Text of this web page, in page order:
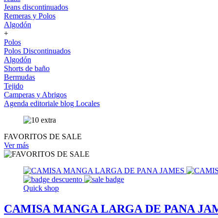
Jeans discontinuados
Remeras y Polos
Algodón
+
Polos
Polos Discontinuados
Algodón
Shorts de baño
Bermudas
Tejido
Camperas y Abrigos
Agenda editoriale blog Locales
FAVORITOS DE SALE
Ver más
Quick shop
CAMISA MANGA LARGA DE PANA